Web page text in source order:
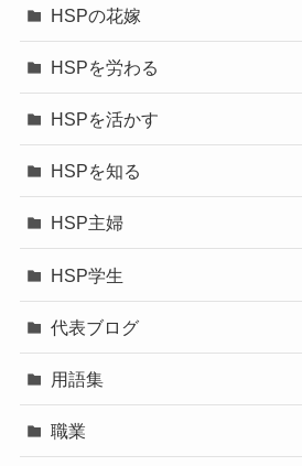
HSPの花嫁
HSPを労わる
HSPを活かす
HSPを知る
HSP主婦
HSP学生
代表ブログ
用語集
職業